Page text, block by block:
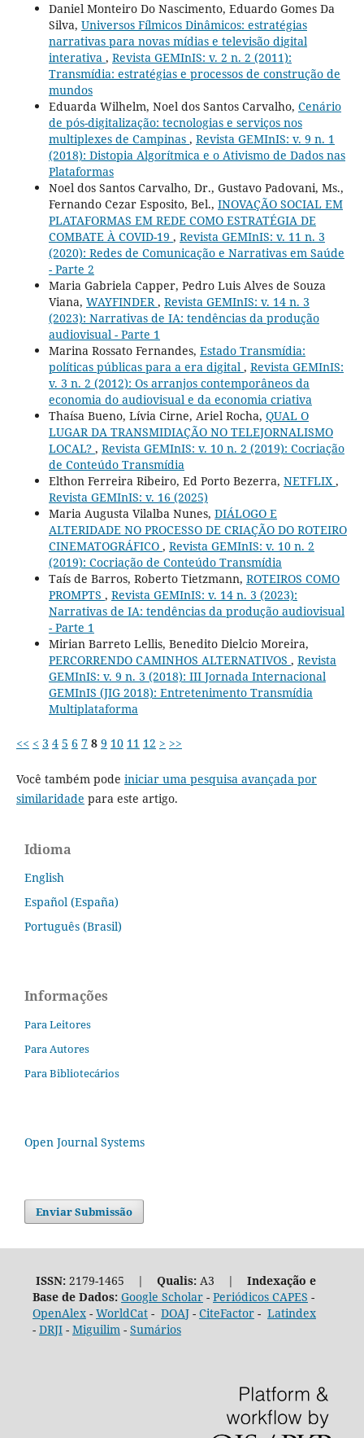
Daniel Monteiro Do Nascimento, Eduardo Gomes Da
Silva, Universos Fílmicos Dinâmicos: estratégias
narrativas para novas mídias e televisão digital
interativa , Revista GEMInIS: v. 2 n. 2 (2011):
Transmídia: estratégias e processos de construção de
mundos
Eduarda Wilhelm, Noel dos Santos Carvalho, Cenário
de pós-digitalização: tecnologias e serviços nos
multiplexes de Campinas , Revista GEMInIS: v. 9 n. 1
(2018): Distopia Algorítmica e o Ativismo de Dados nas
Plataformas
Noel dos Santos Carvalho, Dr., Gustavo Padovani, Ms.,
Fernando Cezar Esposito, Bel., INOVAÇÃO SOCIAL EM
PLATAFORMAS EM REDE COMO ESTRATÉGIA DE
COMBATE À COVID-19 , Revista GEMInIS: v. 11 n. 3
(2020): Redes de Comunicação e Narrativas em Saúde
- Parte 2
Maria Gabriela Capper, Pedro Luis Alves de Souza
Viana, WAYFINDER, Revista GEMInIS: v. 14 n. 3
(2023): Narrativas de IA: tendências da produção
audiovisual - Parte 1
Marina Rossato Fernandes, Estado Transmídia:
políticas públicas para a era digital , Revista GEMInIS:
v. 3 n. 2 (2012): Os arranjos contemporâneos da
economia do audiovisual e da economia criativa
Thaísa Bueno, Lívia Cirne, Ariel Rocha, QUAL O
LUGAR DA TRANSMIDIAÇÃO NO TELEJORNALISMO
LOCAL? , Revista GEMInIS: v. 10 n. 2 (2019): Cocriação
de Conteúdo Transmídia
Elthon Ferreira Ribeiro, Ed Porto Bezerra, NETFLIX ,
Revista GEMInIS: v. 16 (2025)
Maria Augusta Vilalba Nunes, DIÁLOGO E
ALTERIDADE NO PROCESSO DE CRIAÇÃO DO ROTEIRO
CINEMATOGRÁFICO , Revista GEMInIS: v. 10 n. 2
(2019): Cocriação de Conteúdo Transmídia
Taís de Barros, Roberto Tietzmann, ROTEIROS COMO
PROMPTS , Revista GEMInIS: v. 14 n. 3 (2023):
Narrativas de IA: tendências da produção audiovisual
- Parte 1
Mirian Barreto Lellis, Benedito Dielcio Moreira,
PERCORRENDO CAMINHOS ALTERNATIVOS , Revista
GEMInIS: v. 9 n. 3 (2018): III Jornada Internacional
GEMInIS (JIG 2018): Entretenimento Transmídia
Multiplataforma
<< < 3 4 5 6 7 8 9 10 11 12 > >>
Você também pode iniciar uma pesquisa avançada por
similaridade para este artigo.
Idioma
English
Español (España)
Português (Brasil)
Informações
Para Leitores
Para Autores
Para Bibliotecários
Open Journal Systems
Enviar Submissão
ISSN:2179-1465 | Qualis:A3 | Indexação e
Base de Dados: Google Scholar- Periódicos CAPES -
OpenAlex- WorldCat- DOAJ- CiteFactor- Latindex
- DRJI- Miguilim- Sumários